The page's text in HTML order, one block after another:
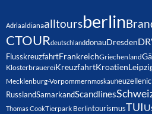
Adriaaldianaalltoursberlin
CTOURdeutschlanddonauDresden
FlusskreuzfahrtFrankreichGriechenland
KlosterbrauereiKreuzfahrtKroatien
Mecklenburg-Vorpommernmoskauneuzelle
RusslandSamarkandScandlines
Thomas CookTierpark BerlintourismusTUI